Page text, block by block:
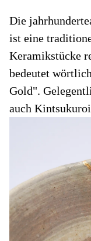
Die
ist eine
Keramikstücke
bedeutet
Gold".
auch